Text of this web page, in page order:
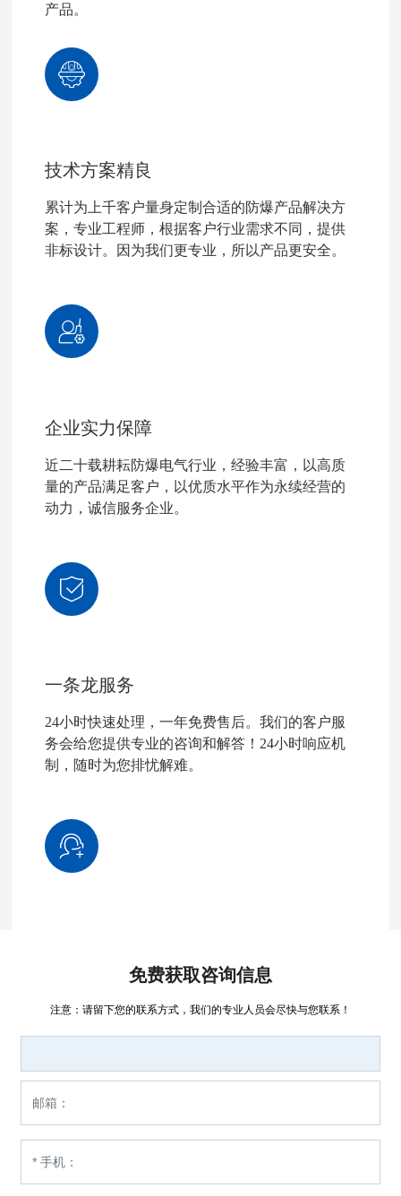
产品。
技术方案精良
累计为上千客户量身定制合适的防爆产品解决方
案，专业工程师，根据客户行业需求不同，提供
非标设计。因为我们更专业，所以产品更安全。
企业实力保障
近二十载耕耘防爆电气行业，经验丰富，以高质
量的产品满足客户，以优质水平作为永续经营的
动力，诚信服务企业。
一条龙服务
24小时快速处理，一年免费售后。我们的客户服
务会给您提供专业的咨询和解答！24小时响应机
制，随时为您排忧解难。
免费获取咨询信息
注意：请留下您的联系方式，我们的专业人员会尽快与您联系！